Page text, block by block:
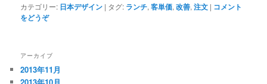
カテゴリー: 日本デザイン | タグ: ランチ,客単価,改善,注文 | コメント
をどうぞ
アーカイブ
2013年11月